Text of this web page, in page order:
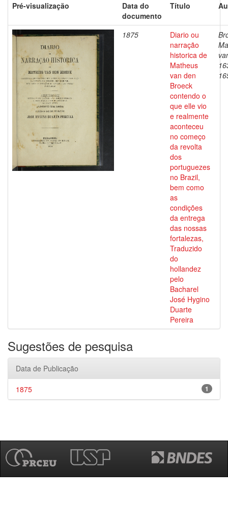
Pré-visualização
Data do
documento
Título
1875
Diario ou
narração
historica de
Matheus
van den
Broeck
contendo o
que elle vio
e realmente
aconteceu
no começo
da revolta
dos
portuguezes
no Brazil,
bem como
as
condições
da entrega
das nossas
fortalezas,
Traduzido
do
hollandez
pelo
Bacharel
José Hygino
Duarte
Pereira
Sugestões de pesquisa
Data de Publicação
1
1875